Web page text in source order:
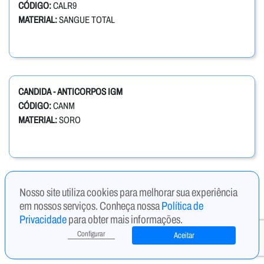
CÓDIGO:CALR9
MATERIAL:SANGUE TOTAL
CANDIDA - ANTICORPOS IGM
CÓDIGO:CANM
MATERIAL:SORO
CANDIDA ALBICANS IGM, ANTICORPOS ANTI
CÓDIGO:CAIGM
MATERIAL:SORO
Nosso site utiliza cookies para melhorar sua experiência
em nossos serviços. Conheça nossaPolítica de
Privacidadepara obter mais informações.
Aceitar
Configurar